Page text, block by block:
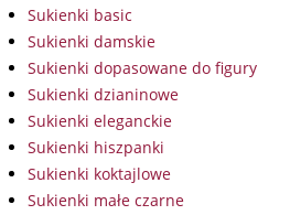
Sukienki basic
Sukienki damskie
Sukienki dopasowane do figury
Sukienki dzianinowe
Sukienki eleganckie
Sukienki hiszpanki
Sukienki koktajlowe
Sukienki małe czarne